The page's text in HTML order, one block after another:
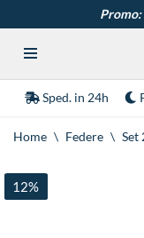
Vai
contenuto
Promo:
Sped. in 24h
Home \ Federe \ Set
12%